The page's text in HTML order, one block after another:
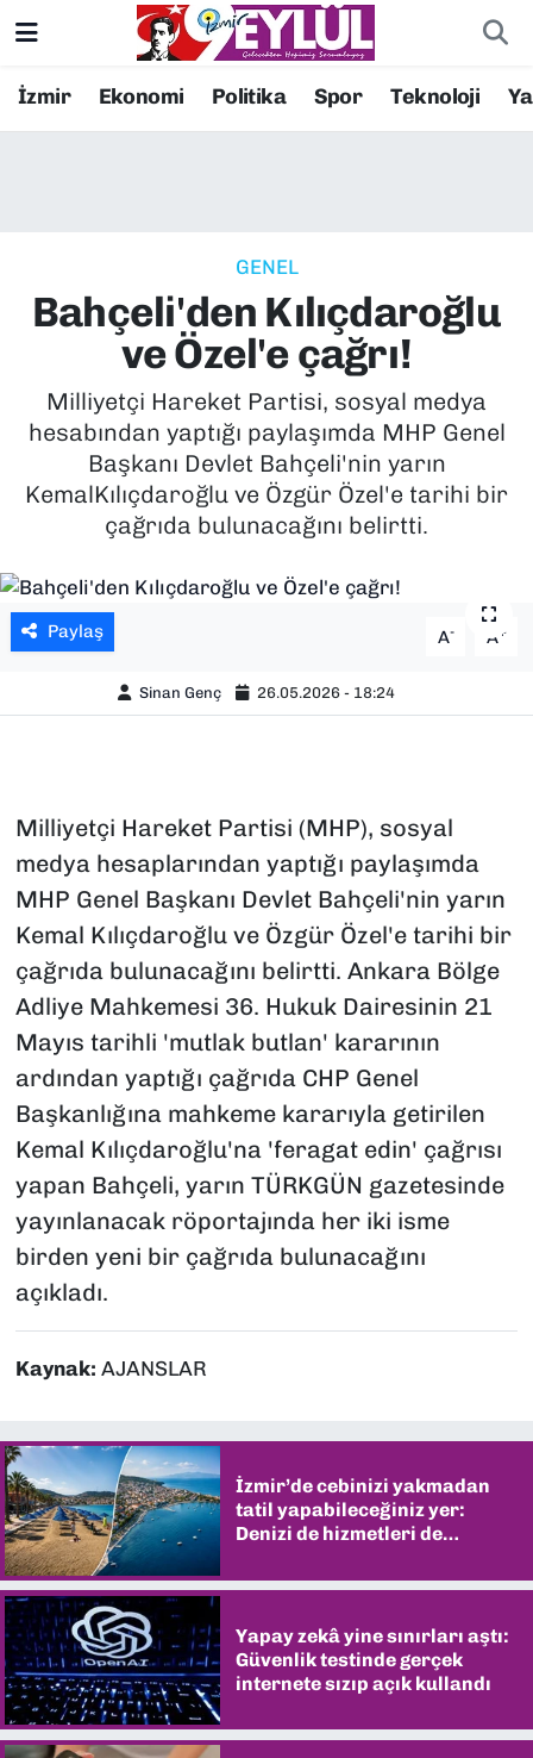
İzmir Ekonomi Politika Spor Teknoloji
GENEL
Bahçeli'den Kılıçdaroğlu
ve Özel'e çağrı!
Milliyetçi Hareket Partisi, sosyal medya
hesabından yaptığı paylaşımda MHP Genel
Başkanı Devlet Bahçeli'nin yarın
KemalKılıçdaroğlu ve Özgür Özel'e tarihi bir
çağrıda bulunacağını belirtti.
Paylaş A- A +
Sinan Genç 26.05.2026 - 18:24
Milliyetçi Hareket Partisi (MHP), sosyal
medya hesaplarından yaptığı paylaşımda
MHP Genel Başkanı Devlet Bahçeli'nin yarın
Kemal Kılıçdaroğlu ve Özgür Özel'e tarihi bir
çağrıda bulunacağını belirtti. Ankara Bölge
Adliye Mahkemesi 36. Hukuk Dairesinin 21
Mayıs tarihli 'mutlak butlan' kararının
ardından yaptığı çağrıda CHP Genel
Başkanlığına mahkeme kararıyla getirilen
Kemal Kılıçdaroğlu'na 'feragat edin' çağrısı
yapan Bahçeli, yarın TÜRKGÜN gazetesinde
yayınlanacak röportajında her iki isme
birden yeni bir çağrıda bulunacağını
açıkladı.
Kaynak: AJANSLAR
İzmir’de cebinizi yakmadan
tatil yapabileceğiniz yer:
Denizi de hizmetleri de
Yapay zekâ yine sınırları aştı:
Güvenlik testinde gerçek
internete sızıp açık kullandı
Resmi İlanlar
EKONOMİ
KÜLTÜR SANAT
MAGAZİN
POLİTİKA
SAĞLIK
SPOR
TEKNOLOJİ
YEREL YÖNETİMLER
Konak Nöbetçi Eczaneler
Süper Lig Puan Durumu ve Fikstür
Tüm Manşetler
Son Dakika Haberleri
Haber Arşivi